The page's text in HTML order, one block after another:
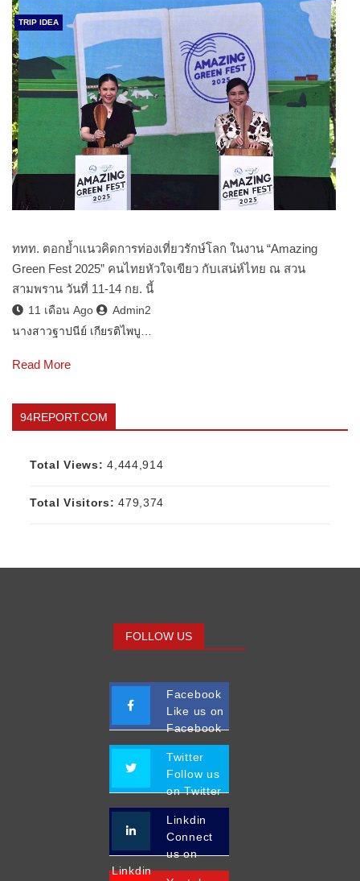
TRIP IDEA
ททท. ตอกย้ำแนวคิดการท่องเที่ยวรักษ์โลก ในงาน “Amazing
Green Fest 2025” คนไทยหัวใจเขียว กับเสน่ห์ไทย ณ สวน
สามพราน วันที่ 11-14 กย. นี้
11 เดือน Ago
Admin2
นางสาวฐาปนีย์ เกียรติไพบู…
Read More
94REPORT.COM
Total Views:4,444,914
Total Visitors:479,374
FOLLOW US
Facebook
Like us on
Facebook
Twitter
Follow us
on Twitter
Linkdin
Connect
us on
Linkdin